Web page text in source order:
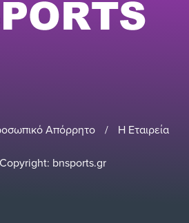
Απόρρητο / Η Εταιρεία
bnsports.gr